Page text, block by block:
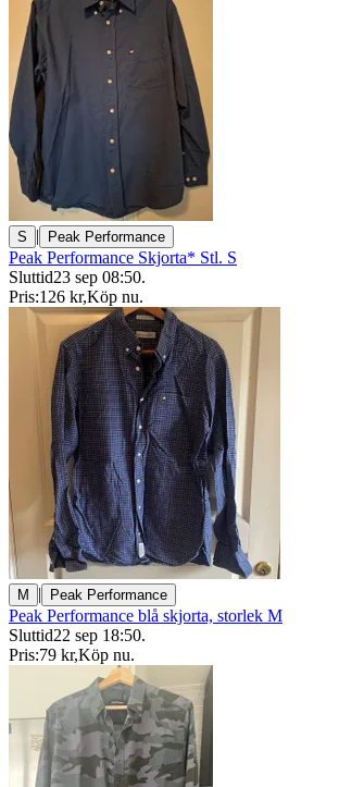
S | Peak Performance
Peak Performance Skjorta* Stl. S
Sluttid23 sep 08:50.
Pris:126 kr,Köp nu.
M | Peak Performance
Peak Performance blå skjorta, storlek M
Sluttid22 sep 18:50.
Pris:79 kr,Köp nu.